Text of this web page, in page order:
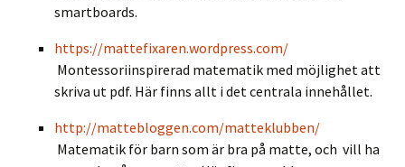
smartboards.
https://mattefixaren.wordpress.com/
Montessoriinspirerad matematik med möjlighet att
skriva ut pdf. Här finns allt i det centrala innehållet.
http://mattebloggen.com/matteklubben/
Matematik för barn som är bra på matte, och vill ha